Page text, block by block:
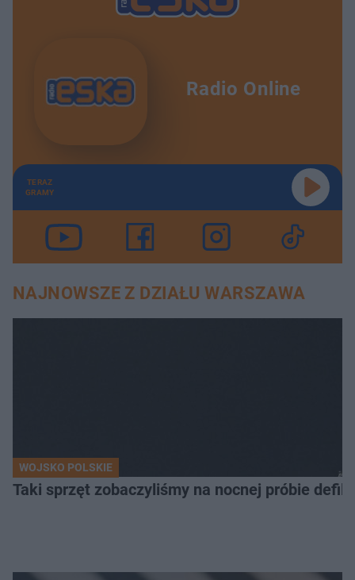
Radio Online
TERAZ
GRAMY
NAJNOWSZE Z DZIAŁU WARSZAWA
WOJSKO POLSKIE
Taki sprzęt zobaczyliśmy na nocnej próbie